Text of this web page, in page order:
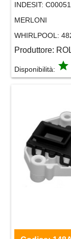
INDESIT:
MERLONI
WHIRLPOOL:
Produttore:
Disponibilità: grade